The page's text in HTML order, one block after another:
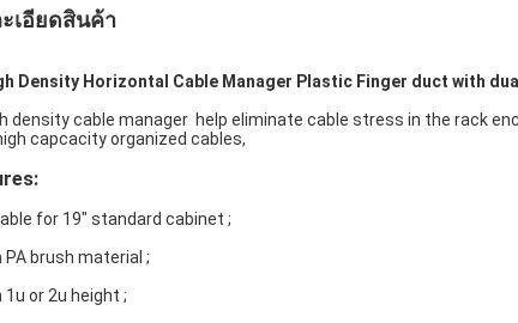
เอียดสินค้า
Density Horizontal Cable Manager Plastic Finger duct with
density cable manager help eliminate cable stress in the rack
capcacity organized cables,
for 19" standard cabinet ;
PA brush material ;
1u or 2u height ;